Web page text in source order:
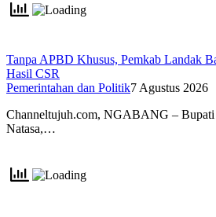
Tanpa APBD Khusus, Pemkab Landak
Hasil CSR
Pemerintahan dan Politik7 Agustus 2026
Channeltujuh.com, NGABANG –
Natasa,…